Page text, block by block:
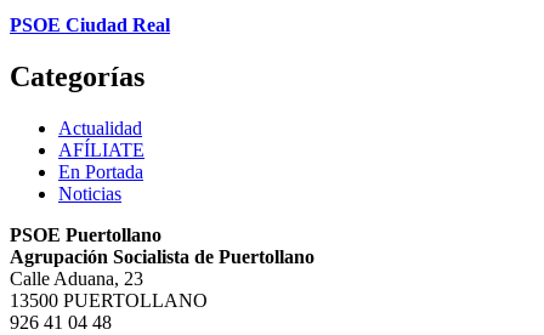
PSOE Ciudad Real
Categorías
Actualidad
AFÍLIATE
En Portada
Noticias
PSOE Puertollano
Agrupación Socialista de Puertollano
Calle Aduana, 23
13500 PUERTOLLANO
926 41 04 48